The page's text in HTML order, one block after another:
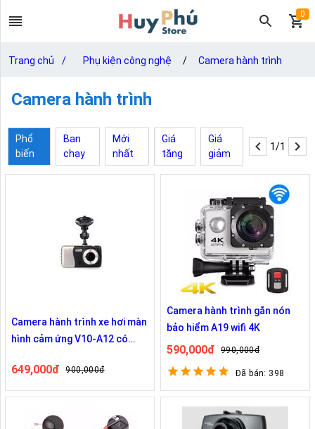
0
Trang chủ / Phụ kiện công nghệ / Camera hành trình
Camera hành trình
Phổ
biến
Ban
chạy
Mới
nhất
Giá
tăng
Giá
giảm
1/1
Camera hành trình xe hơi màn
hình cảm ứng V10-A12 có
siêu nét 1080P
649,000đ 900,000đ
Camera hành trình gắn nón
bảo hiểm A19 wifi 4K
590,000đ 990,000đ
Đã bán: 398